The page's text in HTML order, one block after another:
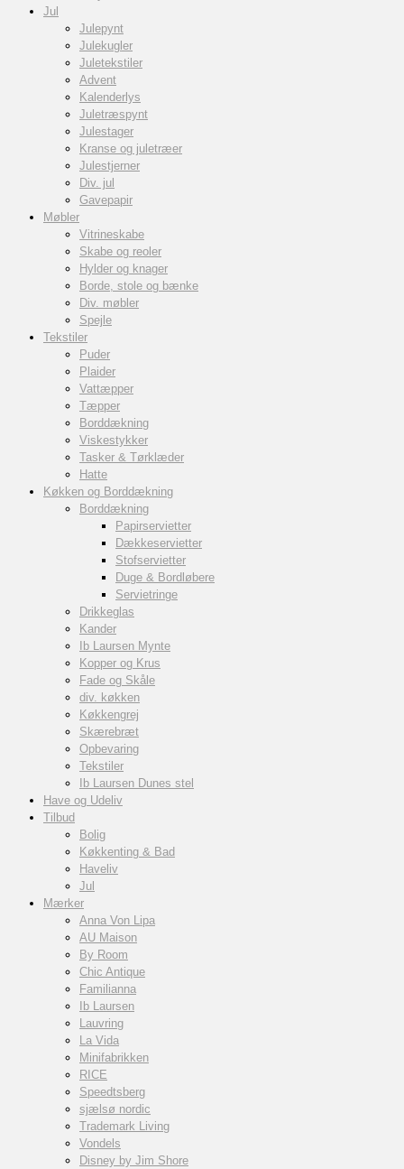
Jul
Julepynt
Julekugler
Juletekstiler
Advent
Kalenderlys
Juletræspynt
Julestager
Kranse og juletræer
Julestjerner
Div. jul
Gavepapir
Møbler
Vitrineskabe
Skabe og reoler
Hylder og knager
Borde, stole og bænke
Div. møbler
Spejle
Tekstiler
Puder
Plaider
Vattæpper
Tæpper
Borddækning
Viskestykker
Tasker & Tørklæder
Hatte
Køkken og Borddækning
Borddækning
Papirservietter
Dækkeservietter
Stofservietter
Duge & Bordløbere
Servietringe
Drikkeglas
Kander
Ib Laursen Mynte
Kopper og Krus
Fade og Skåle
div. køkken
Køkkengrej
Skærebræt
Opbevaring
Tekstiler
Ib Laursen Dunes stel
Have og Udeliv
Tilbud
Bolig
Køkkenting & Bad
Haveliv
Jul
Mærker
Anna Von Lipa
AU Maison
By Room
Chic Antique
Familianna
Ib Laursen
Lauvring
La Vida
Minifabrikken
RICE
Speedtsberg
sjælsø nordic
Trademark Living
Vondels
Disney by Jim Shore